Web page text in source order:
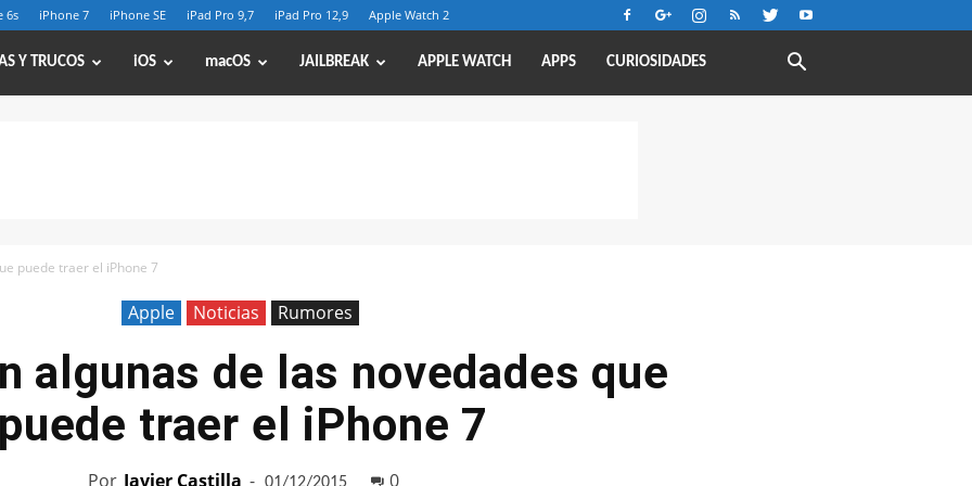
6s iPhone 7 iPhone SE iPad Pro 9,7 iPad Pro 12,9 Apple Watch 2
Y TRUCOS iOS macOS JAILBREAK APPLE WATCH APPS CURIOSIDADES
puede traer el iPhone 7
Apple Noticias Rumores
algunas de las novedades que
puede traer el iPhone 7
Por Javier Castilla - 0